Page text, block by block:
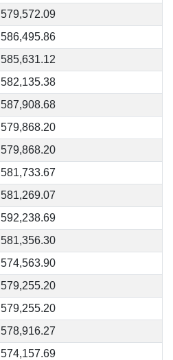
579,572.09
586,495.86
585,631.12
582,135.38
587,908.68
579,868.20
579,868.20
581,733.67
581,269.07
592,238.69
581,356.30
574,563.90
579,255.20
579,255.20
578,916.27
574,157.69